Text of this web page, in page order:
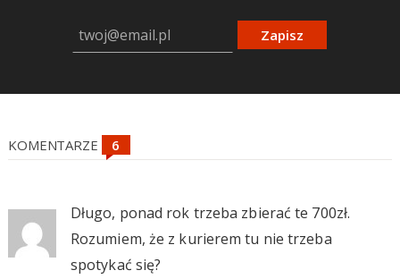
Zapisz
KOMENTARZE
Długo, ponad rok trzeba zbierać te 700zł.
Rozumiem, że z kurierem tu nie trzeba
spotykać się?